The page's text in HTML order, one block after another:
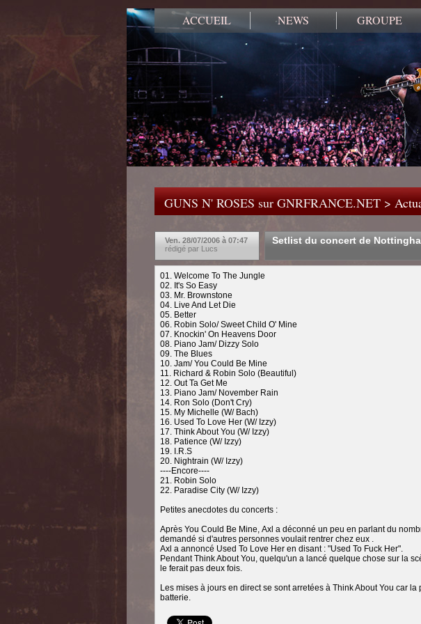
ACCUEIL NEWS GROUPE
GUNS N' ROSES sur GNRFRANCE.NET>
Ven. 28/07/2006 à 07:47
rédigé par Lucs
Setlist du concert de
01. Welcome To The Jungle
02. It's So Easy
03. Mr. Brownstone
04. Live And Let Die
05. Better
06. Robin Solo/ Sweet Child O' Mine
07. Knockin' On Heavens Door
08. Piano Jam/ Dizzy Solo
09. The Blues
10. Jam/ You Could Be Mine
11. Richard & Robin Solo (Beautiful)
12. Out Ta Get Me
13. Piano Jam/ November Rain
14. Ron Solo (Don't Cry)
15. My Michelle (W/ Bach)
16. Used To Love Her (W/ Izzy)
17. Think About You (W/ Izzy)
18. Patience (W/ Izzy)
19. I.R.S
20. Nightrain (W/ Izzy)
----Encore----
21. Robin Solo
22. Paradise City (W/ Izzy)
Petites anecdotes du concerts :
Après You Could Be Mine, Axl a déconné un peu en parlant du
demandé si d'autres personnes voulait rentrer chez eux .
Axl a annoncé Used To Love Her en disant : "Used To Fuck Her".
Pendant Think About You, quelqu'un a lancé quelque chose sur la
le ferait pas deux fois.
Les mises à jours en direct se sont arretées à Think About You car
batterie.